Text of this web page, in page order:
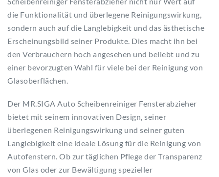
die Funktionalität und überlegene Reinigungswirkung,
sondern auch auf die Langlebigkeit und das ästhetische
Erscheinungsbild seiner Produkte. Dies macht ihn bei
den Verbrauchern hoch angesehen und beliebt und zu
einer bevorzugten Wahl für viele bei der Reinigung von
Glasoberflächen.
Der MR.SIGA Auto Scheibenreiniger Fensterabzieher
bietet mit seinem innovativen Design, seiner
überlegenen Reinigungswirkung und seiner guten
Langlebigkeit eine ideale Lösung für die Reinigung von
Autofenstern. Ob zur täglichen Pflege der Transparenz
von Glas oder zur Bewältigung spezieller